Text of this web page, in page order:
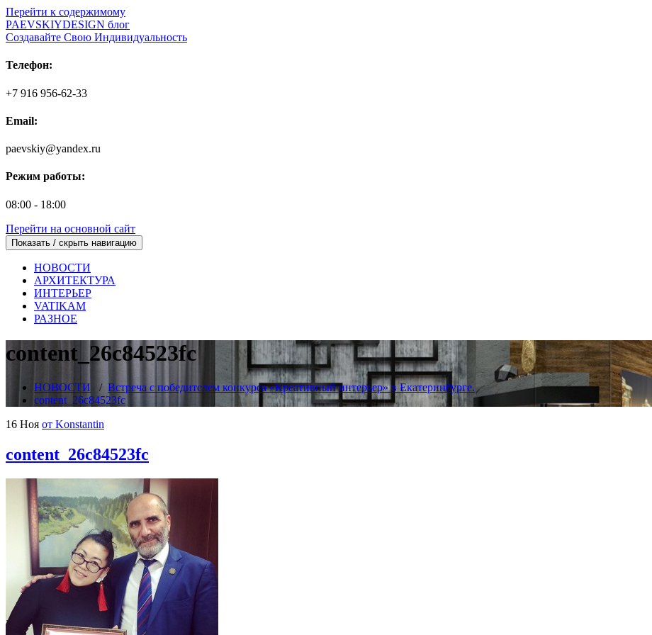
Перейти к содержимому
PAEVSKIYDESIGN блог
Создавайте Свою Индивидуальность
Телефон:
+7 916 956-62-33
Email:
paevskiy@yandex.ru
Режим работы:
08:00 - 18:00
Перейти на основной сайт
Показать / скрыть навигацию
НОВОСТИ
АРХИТЕКТУРА
ИНТЕРЬЕР
VATIKAM
РАЗНОЕ
content_26c84523fc
НОВОСТИ / Встреча с победителем конкурса «Креативный интерьер» в Екатеринбурге.
content_26c84523fc
16 Ноя от Konstantin
content_26c84523fc